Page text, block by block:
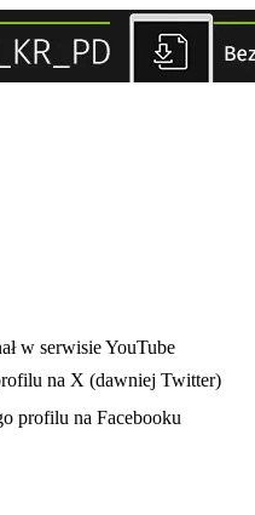
karcie
w serwisie YouTube
na X (dawniej Twitter)
karcie
profilu na Facebooku